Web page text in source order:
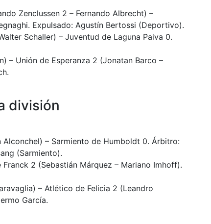
Zenclussen 2 – Fernando Albrecht) –
Expulsado: Agustín Bertossi (Deportivo).
Schaller) – Juventud de Laguna Paiva 0.
– Unión de Esperanza 2 (Jonatan Barco –
división
– Sarmiento de Humboldt 0. Árbitro:
(Sarmiento).
2 (Sebastián Márquez – Mariano Imhoff).
– Atlético de Felicia 2 (Leandro
García.